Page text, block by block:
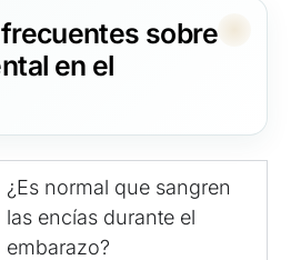
sobre
en el
¿Es normal que sangren
las encías durante el
embarazo?